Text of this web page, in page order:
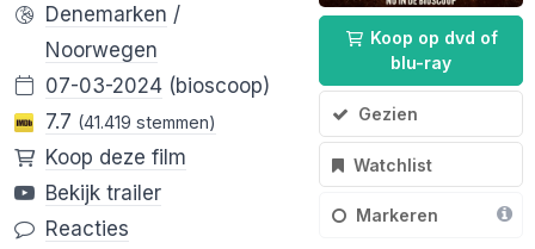
Koop op dvd of
blu-ray
Gezien
Watchlist
Markeren
Denemarken /
Noorwegen
07-03-2024 (bioscoop)
7.7 (41.419 stemmen)
Koop deze film
Bekijk trailer
Reacties